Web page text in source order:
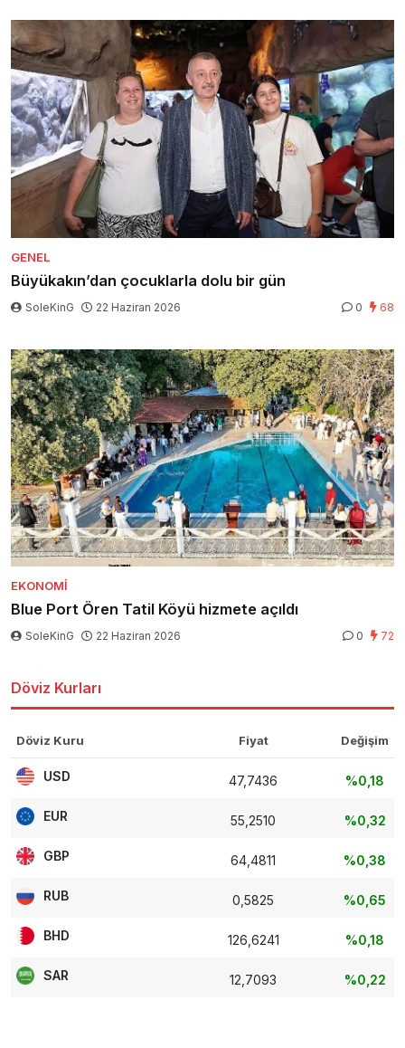
GENEL
Büyükakın’dan çocuklarla dolu bir gün
SoleKinG 22 Haziran 2026 0 68
EKONOMI
Blue Port Ören Tatil Köyü hizmete açıldı
SoleKinG 22 Haziran 2026 0 72
Döviz Kurları
Döviz Kuru Fiyat Değişim
USD 47,7436 %0,18
EUR 55,2510 %0,32
GBP 64,4811 %0,38
RUB 0,5825 %0,65
BHD 126,6241 %0,18
SAR 12,7093 %0,22